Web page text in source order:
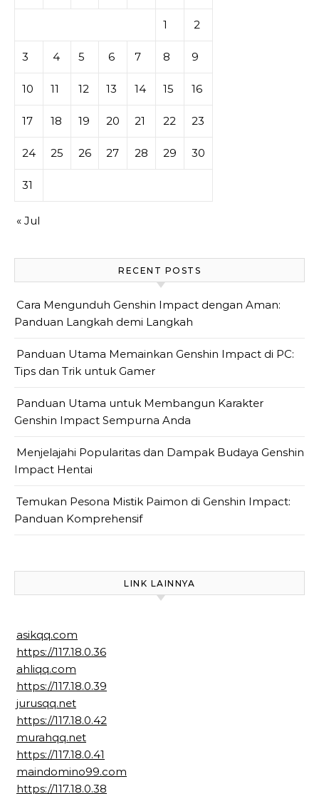
1 2
3 4 5 6 7 8 9
10 11 12 13 14 15 16
17 18 19 20 21 22 23
24 25 26 27 28 29 30
31
« Jul
RECENT POSTS
Cara Mengunduh Genshin Impact dengan Aman:
Panduan Langkah demi Langkah
Panduan Utama Memainkan Genshin Impact di PC:
Tips dan Trik untuk Gamer
Panduan Utama untuk Membangun Karakter
Genshin Impact Sempurna Anda
Menjelajahi Popularitas dan Dampak Budaya Genshin
Impact Hentai
Temukan Pesona Mistik Paimon di Genshin Impact:
Panduan Komprehensif
LINK LAINNYA
asikqq.com
https://117.18.0.36
ahliqq.com
https://117.18.0.39
jurusqq.net
https://117.18.0.42
murahqq.net
https://117.18.0.41
maindomino99.com
https://117.18.0.38